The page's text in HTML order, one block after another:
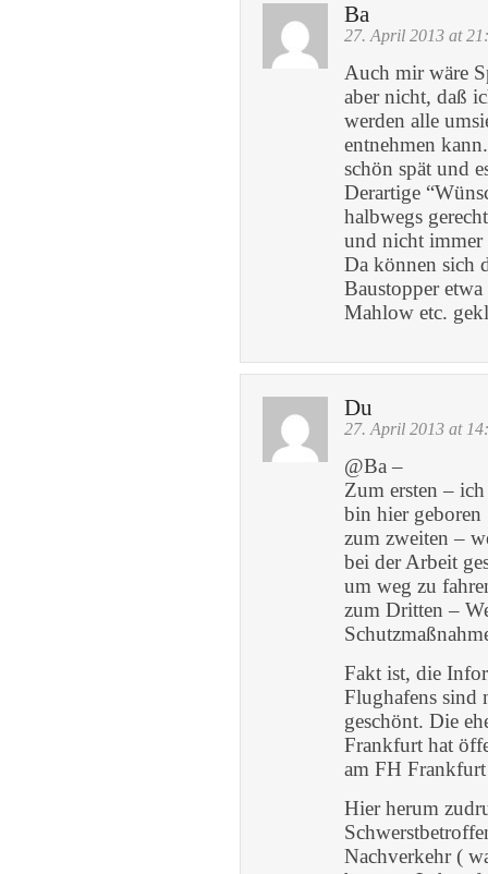
Ba
27. April 2013 at
Auch mir wäre
aber nicht, daß
werden alle
entnehmen
schön spät und
Derartige
halbwegs
und nicht immer
Da können sich
Baustopper
Mahlow etc.
Du
27. April 2013 at
@Ba –
Zum ersten –
bin hier geboren
zum zweiten –
bei der Arbeit
um weg zu
zum Dritten –
Fakt ist, die
Flughafens sind
geschönt. Die
Frankfurt hat
am FH Frankfurt
Hier herum
Nachverkehr (